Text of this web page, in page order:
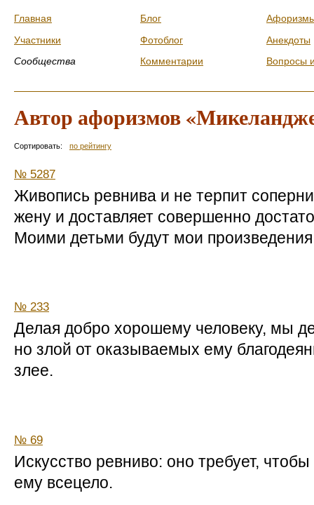
Главная
Участники
Сообщества
Блог
Фотоблог
Комментарии
Анекдоты
Вопросы
Автор афоризмов
Сортировать: по рейтингу
№ 5287
Живопись ревнива и не терпит
жену и доставляет совершенно
Моими детьми будут мои
№ 233
Делая добро хорошему человеку, мы
но злой от оказываемых ему
злее.
№ 69
Искусство ревниво: оно требует,
ему всецело.